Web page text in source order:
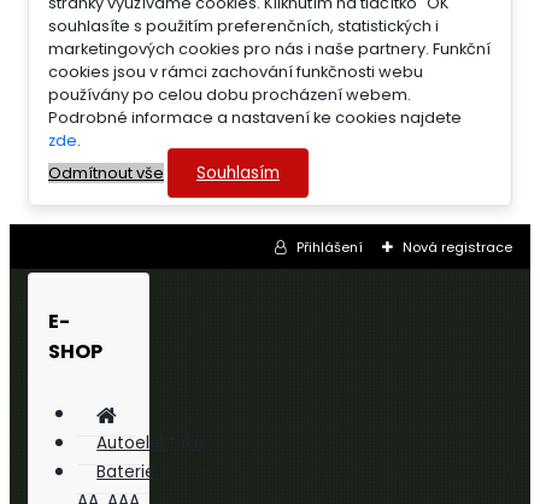
souhlasíte s použitím preferenčních, statistických i
marketingových cookies pro nás i naše partnery. Funkční
cookies jsou v rámci zachování funkčnosti webu
používány po celou dobu procházení webem.
Podrobné informace a nastavení ke cookies najdete
zde.
Odmítnout vše
Souhlasím
Přihlášení Nová registrace
E-
SHOP
Autoelektrika
Baterie